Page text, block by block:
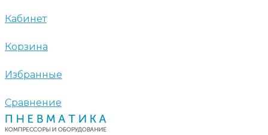
Кабинет
Корзина
Избранные
Сравнение